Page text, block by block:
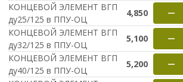
КОНЦЕВОЙ ЭЛЕМЕНТ ВГП
ду25/125 в ППУ-ОЦ
4,850 —
КОНЦЕВОЙ ЭЛЕМЕНТ ВГП
ду32/125 в ППУ-ОЦ
5,100 —
КОНЦЕВОЙ ЭЛЕМЕНТ ВГП
ду40/125 в ППУ-ОЦ
5,200 —